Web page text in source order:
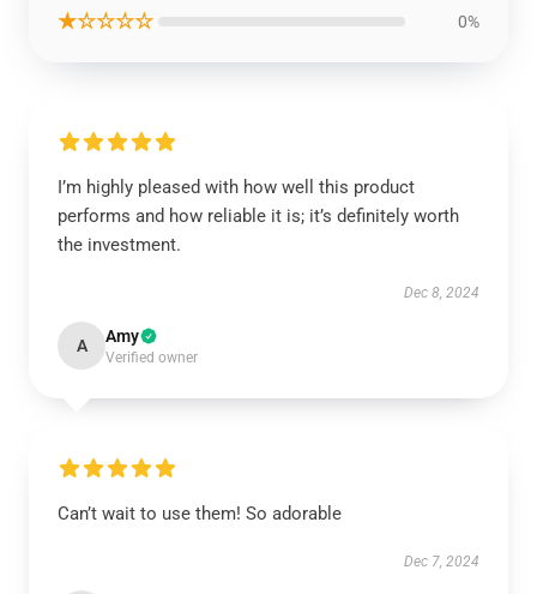
★☆☆☆☆ 0%
I’m highly pleased with how well this product
performs and how reliable it is; it’s definitely worth
the investment.
Dec 8, 2024
A Amy
Verified owner
Can’t wait to use them! So adorable
Dec 7, 2024